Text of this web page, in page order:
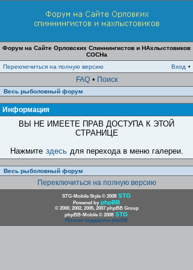
Форум на Сайте Орловских Спиннингистов и НАхлыстовиков
СОСНа
Переключиться на полную версию
Вход •
FAQ • Поиск
Весь рыболовный форум
Информация
ВЫ НЕ ИМЕЕТЕ ПРАВ ДОСТУПА К ЭТОЙ
СТРАНИЦЕ
Нажмите здесь для перехода в меню галереи.
Весь рыболовный форум
Переключиться на полную версию
STG-Mobile Style © 2008 STG
Powered by phpBB
© 2000, 2002, 2005, 2007 phpBB Group
phpBB-Mobile © 2008 STG
Русская поддержка phpBB